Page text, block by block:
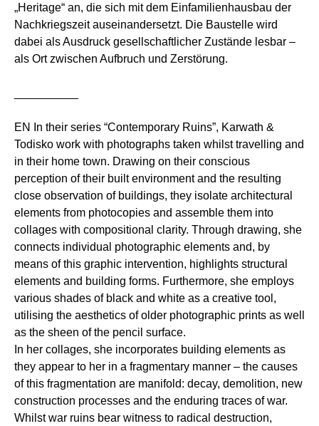
„Heritage“ an, die sich mit dem Einfamilienhausbau der
Nachkriegszeit auseinandersetzt. Die Baustelle wird
dabei als Ausdruck gesellschaftlicher Zustände lesbar –
als Ort zwischen Aufbruch und Zerstörung.
EN In their series “Contemporary Ruins”, Karwath &
Todisko work with photographs taken whilst travelling and
in their home town. Drawing on their conscious
perception of their built environment and the resulting
close observation of buildings, they isolate architectural
elements from photocopies and assemble them into
collages with compositional clarity. Through drawing, she
connects individual photographic elements and, by
means of this graphic intervention, highlights structural
elements and building forms. Furthermore, she employs
various shades of black and white as a creative tool,
utilising the aesthetics of older photographic prints as well
as the sheen of the pencil surface.
In her collages, she incorporates building elements as
they appear to her in a fragmentary manner – the causes
of this fragmentation are manifold: decay, demolition, new
construction processes and the enduring traces of war.
Whilst war ruins bear witness to radical destruction,